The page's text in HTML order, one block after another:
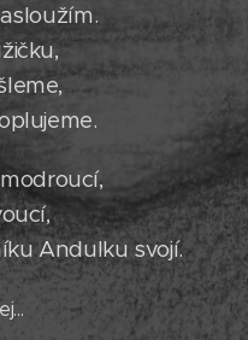
Andulku svojí.